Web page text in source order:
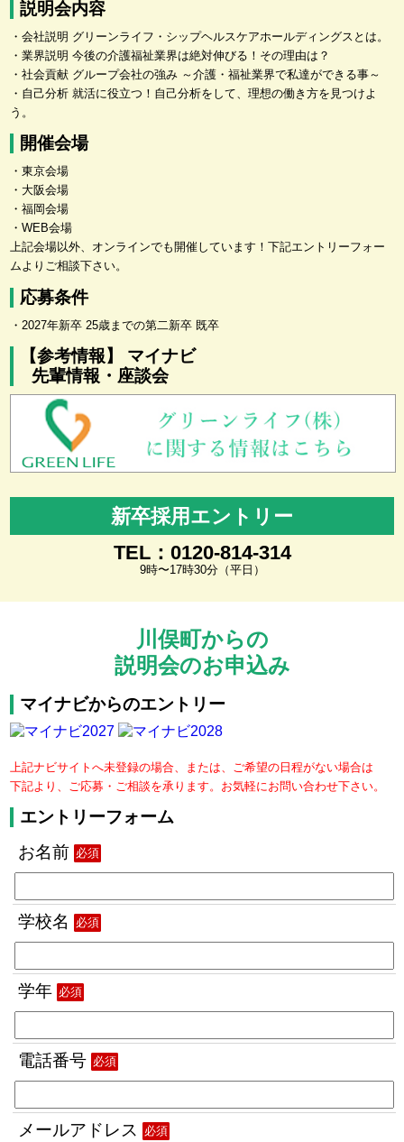
説明会内容
・会社説明 グリーンライフ・シップヘルスケアホールディングスとは。
・業界説明 今後の介護福祉業界は絶対伸びる！その理由は？
・社会貢献 グループ会社の強み ～介護・福祉業界で私達ができる事～
・自己分析 就活に役立つ！自己分析をして、理想の働き方を見つけよ
う。
開催会場
・東京会場
・大阪会場
・福岡会場
・WEB会場
上記会場以外、オンラインでも開催しています！下記エントリーフォー
ムよりご相談下さい。
応募条件
・2027年新卒 25歳までの第二新卒 既卒
【参考情報】 マイナビ
先輩情報・座談会
新卒採用エントリー
TEL：0120-814-314
9時〜17時30分（平日）
川俣町からの
説明会のお申込み
マイナビからのエントリー
上記ナビサイトへ未登録の場合、または、ご希望の日程がない場合は
下記より、ご応募・ご相談を承ります。お気軽にお問い合わせ下さい。
エントリーフォーム
お名前 必須
学校名 必須
学年 必須
電話番号 必須
メールアドレス 必須